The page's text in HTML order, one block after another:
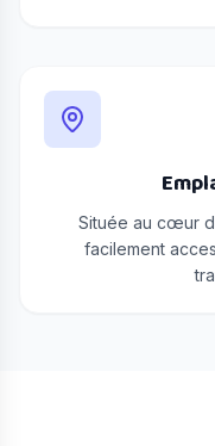
Située au cœur
facilement